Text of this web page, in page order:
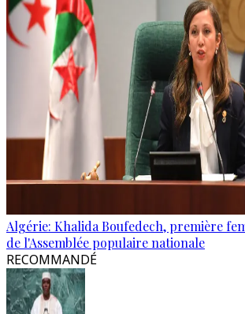
Algérie: Khalida Boufedech, première
de l'Assemblée populaire nationale
RECOMMANDÉ